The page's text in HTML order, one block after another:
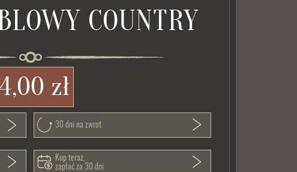
COUNTRY
zł
30 dni na zwrot
Kup teraz,
zapłać za 30 dni